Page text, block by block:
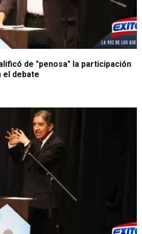
de "penosa" la participación
el debate